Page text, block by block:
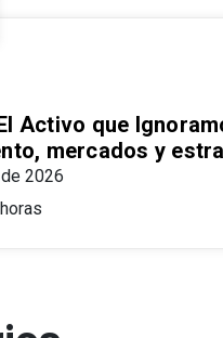
Activo que
mercados y
2026